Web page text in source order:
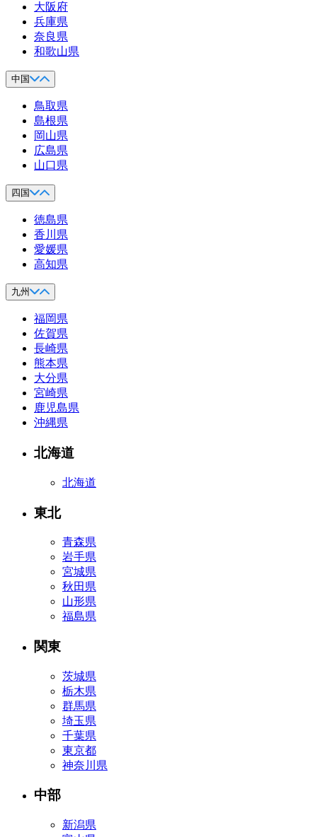
大阪府
兵庫県
奈良県
和歌山県
中国
鳥取県
島根県
岡山県
広島県
山口県
四国
徳島県
香川県
愛媛県
高知県
九州
福岡県
佐賀県
長崎県
熊本県
大分県
宮崎県
鹿児島県
沖縄県
北海道
北海道
東北
青森県
岩手県
宮城県
秋田県
山形県
福島県
関東
茨城県
栃木県
群馬県
埼玉県
千葉県
東京都
神奈川県
中部
新潟県